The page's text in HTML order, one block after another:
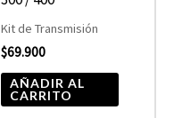
Kit de Transmisión
$69.900
AÑADIR AL
CARRITO